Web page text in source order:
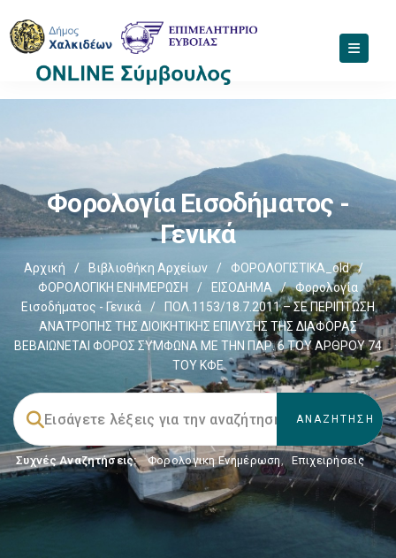
Φορολογία Εισοδήματος -
Γενικά
Αρχική / Βιβλιοθήκη Αρχείων / ΦΟΡΟΛΟΓΙΣΤΙΚΑ_old
/
ΦΟΡΟΛΟΓΙΚΗ ΕΝΗΜΕΡΩΣΗ
/ ΕΙΣΟΔΗΜΑ /
Φορολογία
Εισοδήματος - Γενικά
/
ΠΟΛ.1153/18.7.2011 – ΣΕ ΠΕΡΙΠΤΩΣΗ
ΑΝΑΤΡΟΠΗΣ ΤΗΣ ΔΙΟΙΚΗΤΙΚΗΣ ΕΠΙΛΥΣΗΣ ΤΗΣ ΔΙΑΦΟΡΑΣ
ΒΕΒΑΙΩΝΕΤΑΙ ΦΟΡΟΣ ΣΥΜΦΩΝΑ ΜΕ ΤΗΝ ΠΑΡ. 6 ΤΟΥ ΑΡΘΡΟΥ 74
ΤΟΥ ΚΦΕ
Συχνές Αναζητήσεις: Φορολογικη Ενημέρωση, Επιχειρήσεις